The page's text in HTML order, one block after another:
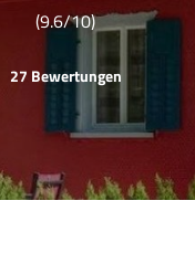
(9.6/10)
27 Bewertungen